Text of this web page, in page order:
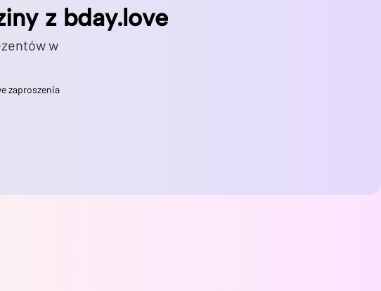
z bday.love
w
zaproszenia